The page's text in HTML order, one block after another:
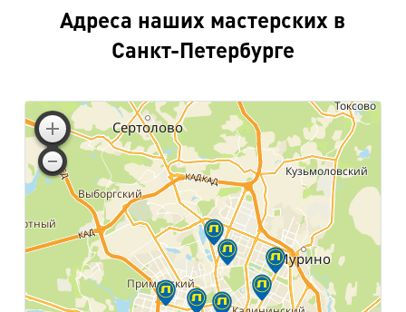
Адреса наших мастерских в
Санкт-Петербурге